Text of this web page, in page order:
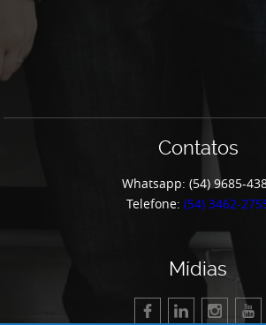
Contatos
Whatsapp: (54) 9685-
Telefone: (54) 3462-
Mídias